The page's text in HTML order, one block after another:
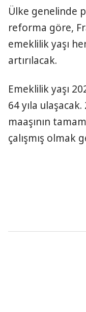
Ülke genelinde
reforma göre,
emeklilik yaşı
artırılacak.
Emeklilik yaşı
64 yıla
maaşının
çalışmış olmak